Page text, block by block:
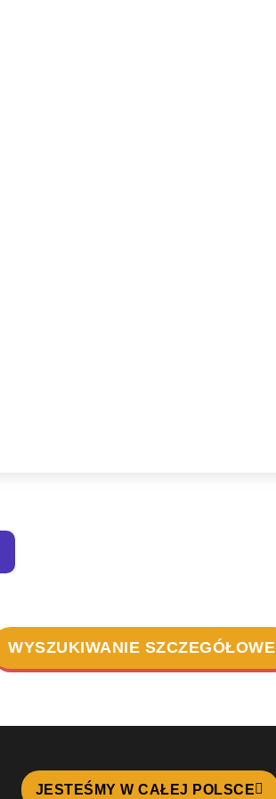
WYSZUKIWANIE SZCZEGÓŁOWE
JESTEŚMY W CAŁEJ POLSCE